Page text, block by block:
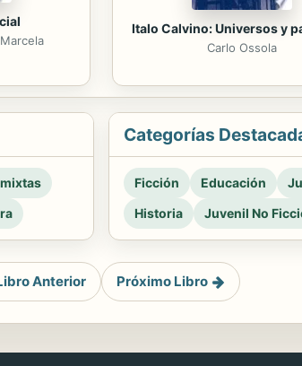
Italo Calvino: Universos y
Carlo Ossola
Categorías
Ficción Educación
Historia
Juvenil No
Anterior Próximo Libro